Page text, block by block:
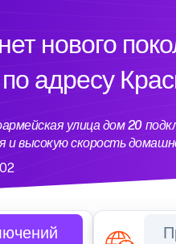
нового
адресу
улица дом 20
и высокую скорость